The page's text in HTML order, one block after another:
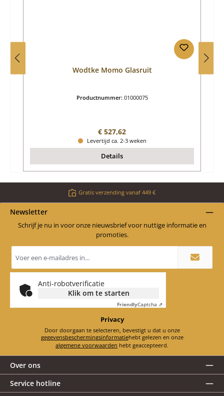
Wodtke Momo Glasruit
Productnummer: 01000075
Normale prijs:
€ 527,62
Levertijd ca. 2-3 weken
Details
Gratis verzending vanaf 449 €
Newsletter
Schrijf je nu in voor onze nieuwsbrief voor nuttige informatie en
promoties.
mailadres
*
Anti-robotverificatie
Klik om te starten
FriendlyCaptcha ⇗
Privacy
Door doorgaan te selecteren, bevestigt u dat u onze
gegevensbeschermingsinformatie
hebt gelezen en onze
algemene voorwaarden hebt geaccepteerd.
Over ons
Service hotline